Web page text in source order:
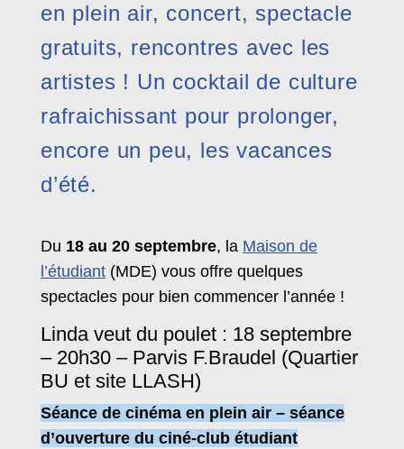
en plein air, concert, spectacle
gratuits, rencontres avec les
artistes ! Un cocktail de culture
rafraichissant pour prolonger,
encore un peu, les vacances
d’été.
Du 18 au 20 septembre, la Maison de
l’étudiant (MDE) vous offre quelques
spectacles pour bien commencer l’année !
Linda veut du poulet : 18 septembre
– 20h30 – Parvis F.Braudel (Quartier
BU et site LLASH)
Séance de cinéma en plein air – séance
d’ouverture du ciné-club étudiant